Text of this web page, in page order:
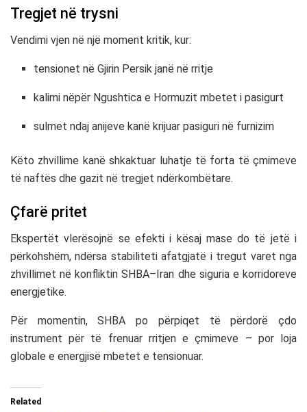
Tregjet në trysni
Vendimi vjen në një moment kritik, kur:
tensionet në Gjirin Persik janë në rritje
kalimi nëpër Ngushtica e Hormuzit mbetet i pasigurt
sulmet ndaj anijeve kanë krijuar pasiguri në furnizim
Këto zhvillime kanë shkaktuar luhatje të forta të çmimeve
të naftës dhe gazit në tregjet ndërkombëtare.
Çfarë pritet
Ekspertët vlerësojnë se efekti i kësaj mase do të jetë i
përkohshëm, ndërsa stabiliteti afatgjatë i tregut varet nga
zhvillimet në konfliktin SHBA–Iran dhe siguria e korridoreve
energjetike.
Për momentin, SHBA po përpiqet të përdorë çdo
instrument për të frenuar rritjen e çmimeve – por loja
globale e energjisë mbetet e tensionuar.
Related